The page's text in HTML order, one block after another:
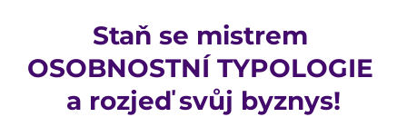
Staň se mistrem
OSOBNOSTNÍ TYPOLOGIE
a rozjeď svůj byznys!